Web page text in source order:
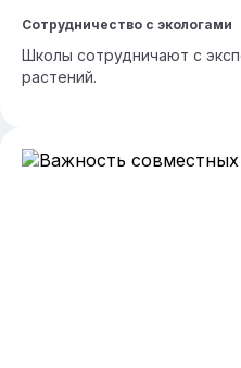
Сотрудничество с экологами
Школы сотрудничают с
растений.